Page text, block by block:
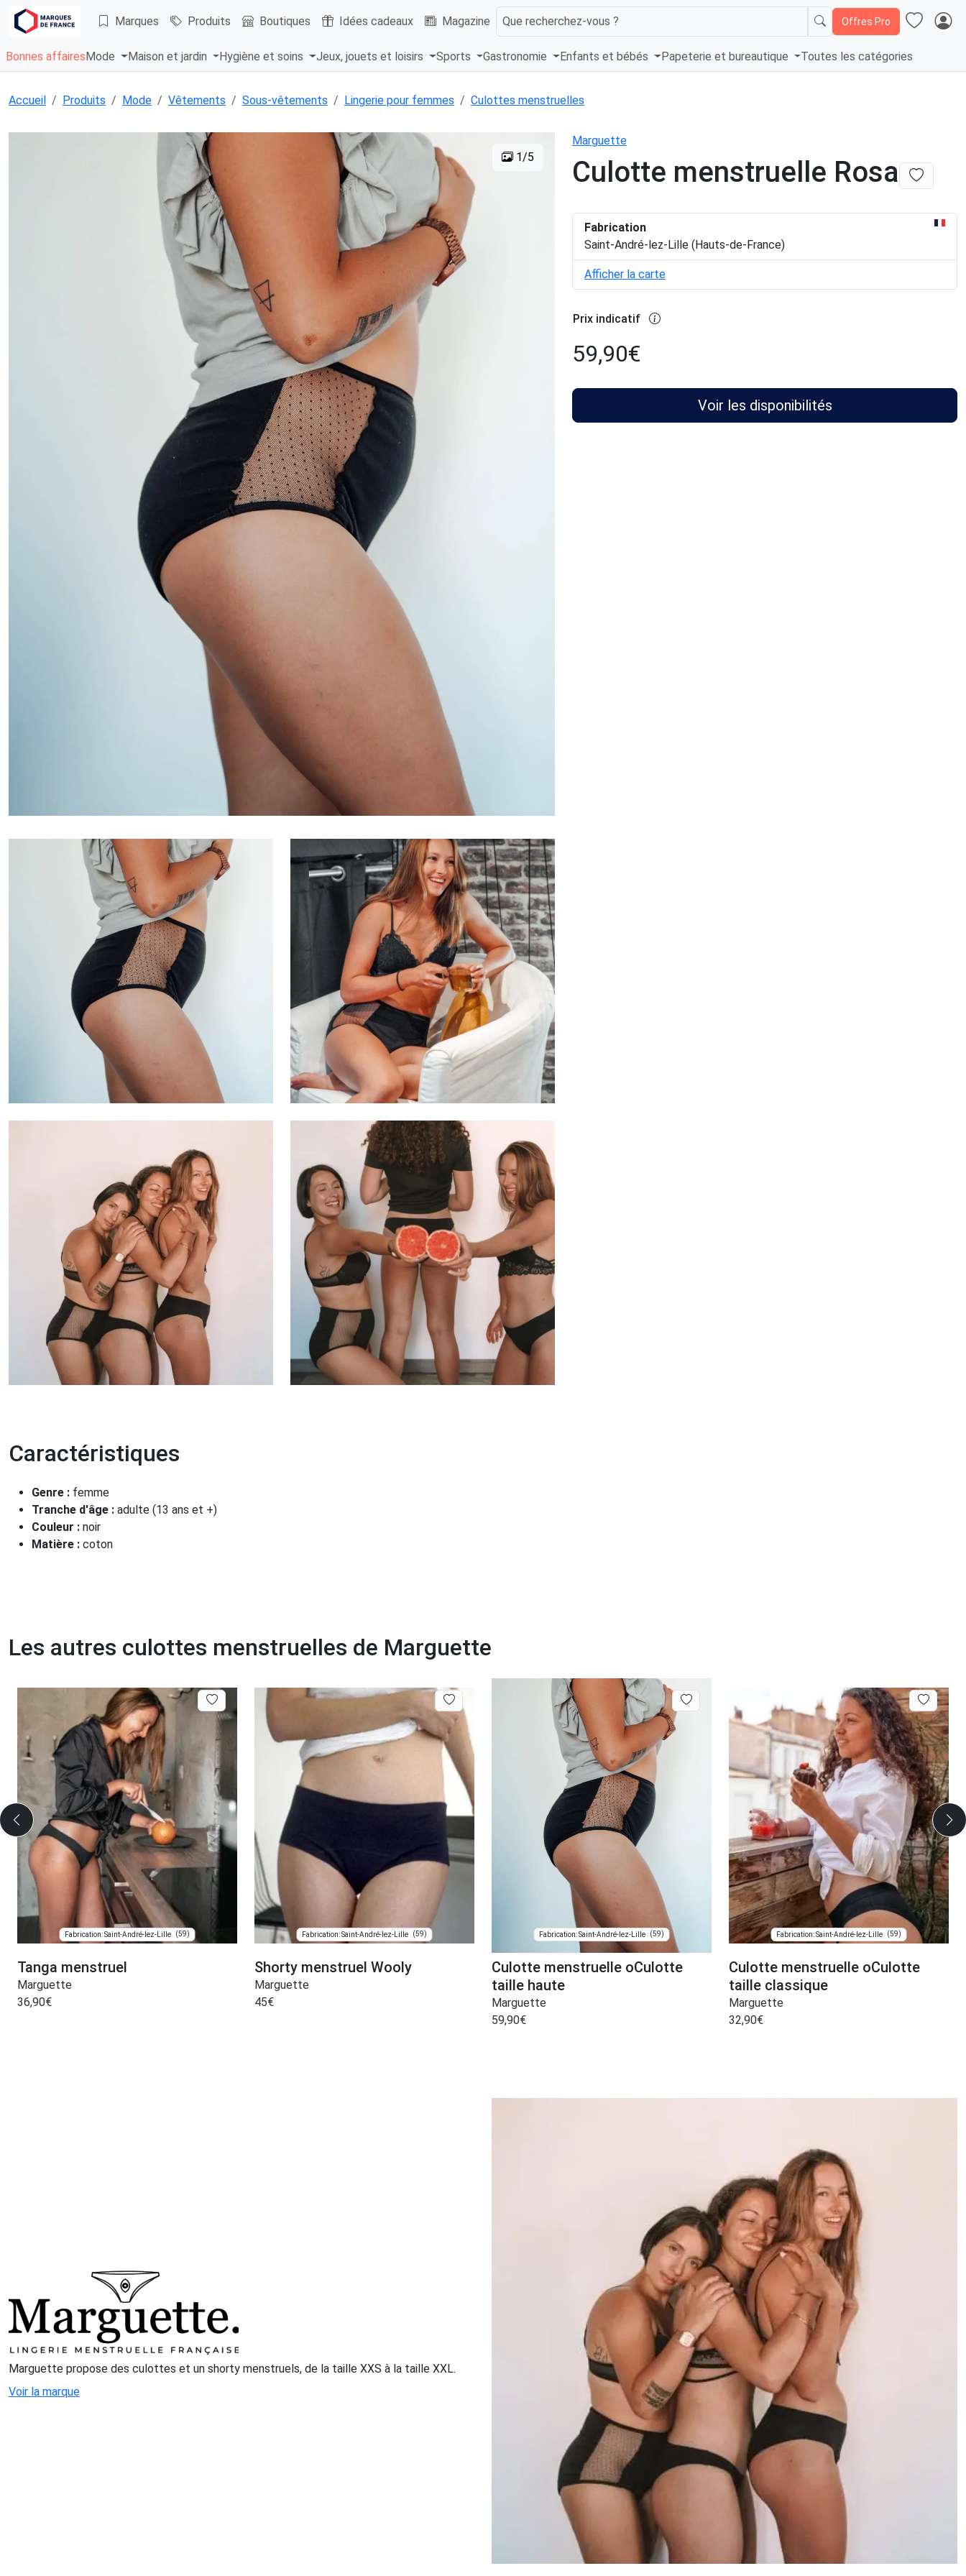
Marques Produits Boutiques Idées cadeaux Magazine Que recherchez-vous ? Offres Pro
Bonnes affaires Mode Maison et jardin Hygiène et soins Jeux, jouets et loisirs Sports Gastronomie Enfants et bébés Papeterie et bureautique Toutes les catégories
Accueil Produits Mode Vêtements Sous-vêtements Lingerie pour femmes Culottes menstruelles
1/5
Marguette
Culotte menstruelle Rosa
Fabrication
Saint-André-lez-Lille (Hauts-de-France)
Afficher la carte
Prix indicatif
59,90€
Voir les disponibilités
Caractéristiques
Genre : femme
Tranche d'âge : adulte (13 ans et +)
Couleur : noir
Matière : coton
Les autres culottes menstruelles de Marguette
Fabrication: Saint-André-lez-Lille (59)
Tanga menstruel
Marguette
36,90€
Fabrication: Saint-André-lez-Lille (59)
Shorty menstruel Wooly
Marguette
45€
Fabrication: Saint-André-lez-Lille (59)
Culotte menstruelle oCulotte
taille haute
Marguette
59,90€
Fabrication: Saint-André-lez-Lille (59)
Culotte menstruelle oCulotte
taille classique
Marguette
32,90€
Marguette propose des culottes et un shorty menstruels, de la taille XXS à la taille XXL.
Voir la marque